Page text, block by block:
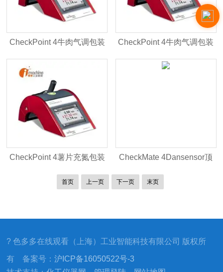
CheckPoint 4牛肉气调包装
便携式色多多视频网站入口
CheckPoint 4牛肉气调包装
色多多在线观看视频
CheckPoint 4薯片充氮包装
色多多视频网站入口
CheckMate 4Dansensor顶
空气体分析仪
首页 上一页 下一页 末页
? 色多多在线观看（上海）工业智能科技有限公司 版权所
有 备案号：沪ICP备16050522号-3